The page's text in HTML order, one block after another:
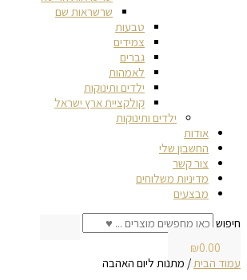
שרשראות שם
טבעות
צמידים
גברים
לאמהות
ילדים ותינוקות
קולקציית ארץ ישראל
ילדים ותינוקות
אודות
החשבון שלי
צור קשר
מדיניות משלוחים
מבצעים
חיפוש
₪0.00
עמוד הבית/ מתנות ליום האהבה